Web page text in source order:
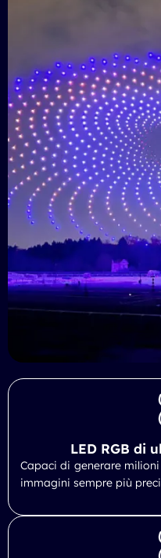
LED RGB di
Capaci di generare
immagini sempre più